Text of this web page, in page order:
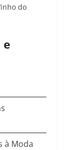
do
e
à Moda